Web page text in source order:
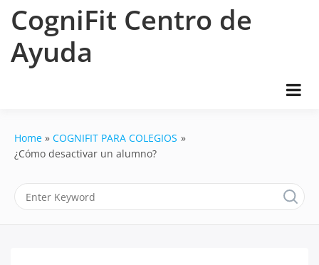
CogniFit Centro de
Ayuda
Home
COGNIFIT PARA COLEGIOS
¿Cómo desactivar un alumno?